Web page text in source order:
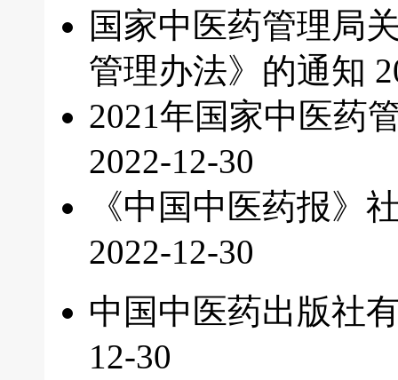
国家中医药管理局
管理办法》的通知
2021年国家中医药
2022-12-30
《中国中医药报》
2022-12-30
中国中医药出版社
12-30